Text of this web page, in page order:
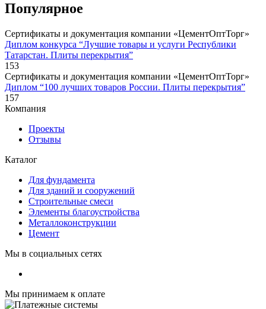
Популярное
Сертификаты и документация компании «ЦементОптТорг»
Диплом конкурса “Лучшие товары и услуги Республики
Татарстан. Плиты перекрытия”
153
Сертификаты и документация компании «ЦементОптТорг»
Диплом “100 лучших товаров России. Плиты перекрытия”
157
Компания
Проекты
Отзывы
Каталог
Для фундамента
Для зданий и сооружений
Строительные смеси
Элементы благоустройства
Металлоконструкции
Цемент
Мы в социальных сетях
Мы принимаем к оплате